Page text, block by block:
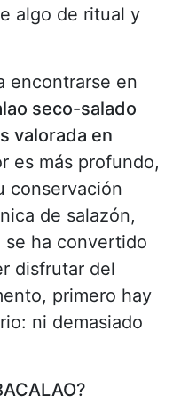
algo de ritual y
encontrarse en
seco-salado
valorada en
es más profundo,
conservación
de salazón,
se ha convertido
disfrutar del
primero hay
ni demasiado